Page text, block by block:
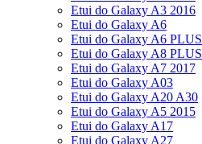
Etui do Galaxy A3 2016
Etui do Galaxy A6
Etui do Galaxy A6 PLUS
Etui do Galaxy A8 PLUS
Etui do Galaxy A7 2017
Etui do Galaxy A03
Etui do Galaxy A20 A30
Etui do Galaxy A5 2015
Etui do Galaxy A17
Etui do Galaxy A27